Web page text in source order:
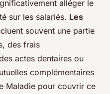
alléger le
sur les salariés. Les
souvent une partie
des frais
actes dentaires ou
complémentaires
Maladie pour couvrir ce